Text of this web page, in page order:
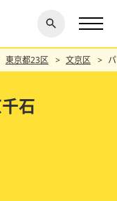
探す
閉じ
る
東京都23区 文京区
石